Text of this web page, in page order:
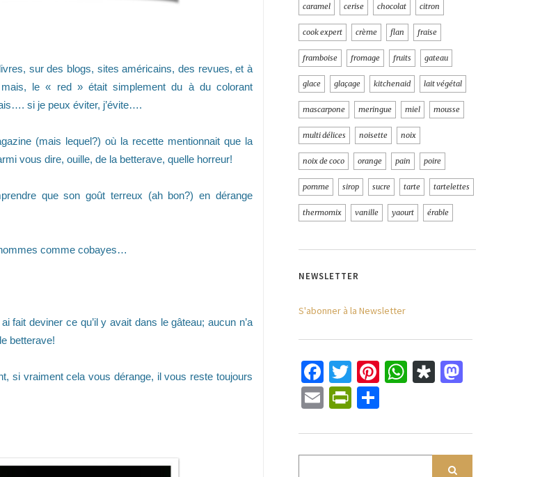
sur des blogs, sites américains, des revues, et à
le « red » était simplement du à du colorant
si je peux éviter, j’évite….
(mais lequel?) où la recette mentionnait que la
vous dire, ouille, de la betterave, quelle horreur!
que son goût terreux (ah bon?) en dérange
comme cobayes…
fait deviner ce qu’il y avait dans le gâteau; aucun n’a
betterave!
si vraiment cela vous dérange, il vous reste toujours
caramel cerise chocolat citron
cook expert crème flan fraise
framboise fromage fruits gateau
glace glaçage kitchenaid lait végétal
mascarpone meringue miel mousse
multi délices noisette noix
noix de coco orange pain poire
pomme sirop sucre tarte tartelettes
thermomix vanille yaourt érable
NEWSLETTER
S'abonner à la Newsletter
Facebook
Twitter
Pinterest
WhatsApp
Diaspora
EmailPrintFriendly